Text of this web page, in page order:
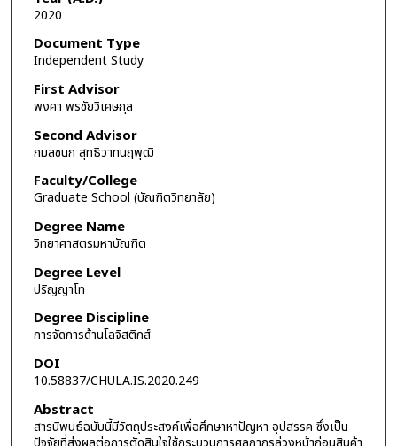
2020
Document Type
Independent Study
First Advisor
พงศา พรชัยวิเศษกุล
Second Advisor
กมลชนก สุทธิวาทนฤพุฒิ
Faculty/College
Graduate School (บัณฑิตวิทยาลัย)
Degree Name
วิทยาศาสตรมหาบัณฑิต
Degree Level
ปริญญาโท
Degree Discipline
การจัดการด้านโลจิสติกส์
DOI
10.58837/CHULA.IS.2020.249
Abstract
สารนิพนธ์ฉบับนี้มีวัตถุประสงค์เพื่อศึกษาหาปัญหา อุปสรรค ซึ่งเป็น